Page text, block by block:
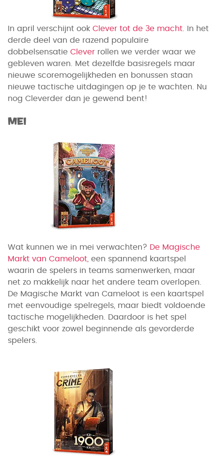
In april verschijnt ook Clever tot de 3e macht . In het
derde deel van de razend populaire
dobbelsensatie Clever rollen we verder waar we
gebleven waren. Met dezelfde basisregels maar
nieuwe scoremogelijkheden en bonussen staan
nieuwe tactische uitdagingen op je te wachten. Nu
nog Cleverder dan je gewend bent!
Mei
Wat kunnen we in mei verwachten? De Magische
Markt van Cameloot , een spannend kaartspel
waarin de spelers in teams samenwerken, maar
net zo makkelijk naar het andere team overlopen.
De Magische Markt van Cameloot is een kaartspel
met eenvoudige spelregels, maar biedt voldoende
tactische mogelijkheden. Daardoor is het spel
geschikt voor zowel beginnende als gevorderde
spelers.